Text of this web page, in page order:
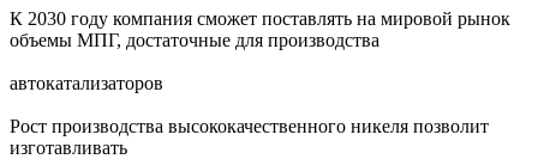
К 2030 году компания сможет поставлять на мировой рынок
объемы МПГ, достаточные для производства
автокатализаторов
Рост производства высококачественного никеля позволит
изготавливать